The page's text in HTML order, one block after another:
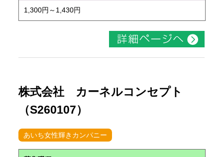
1,300円～1,430円
株式会社 カーネルコンセプト
（S260107）
あいち女性輝きカンパニー